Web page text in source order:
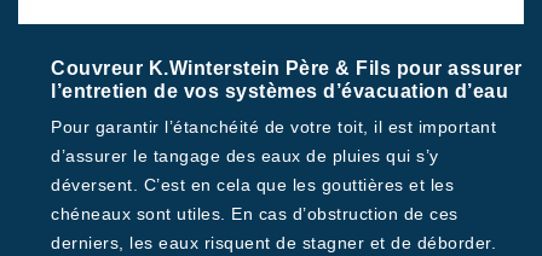
Couvreur K.Winterstein Père & Fils pour assurer
l’entretien de vos systèmes d’évacuation d’eau
Pour garantir l’étanchéité de votre toit, il est important
d’assurer le tangage des eaux de pluies qui s’y
déversent. C’est en cela que les gouttières et les
chéneaux sont utiles. En cas d’obstruction de ces
derniers, les eaux risquent de stagner et de déborder.